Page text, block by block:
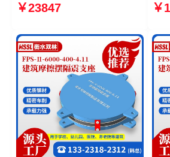
隔隔震支座一个多少钱 摩擦摆
3.81厂家
￥23847
座
￥